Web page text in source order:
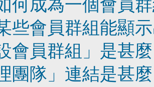
何成為一個會員
些會員群組能顯
會員群組」是甚
團隊」連結是甚